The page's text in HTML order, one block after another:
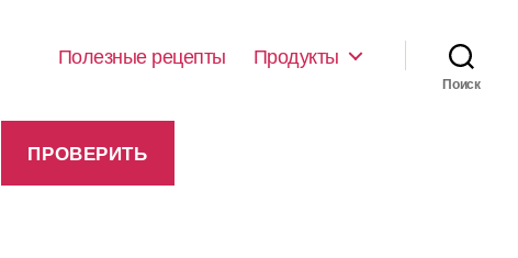
Полезные рецепты Продукты
Поиск